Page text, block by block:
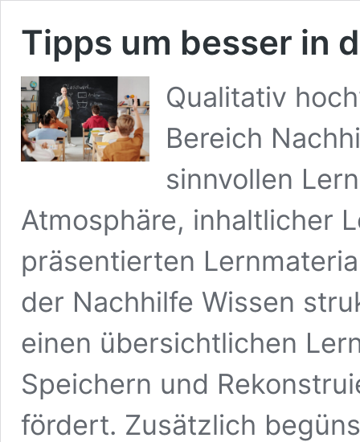
Tipps um besser in
Qualitativ
Bereich
sinnvollen
Atmosphäre, inhaltlicher
präsentierten
der Nachhilfe Wissen
einen übersichtlichen
Speichern und
fördert. Zusätzlich